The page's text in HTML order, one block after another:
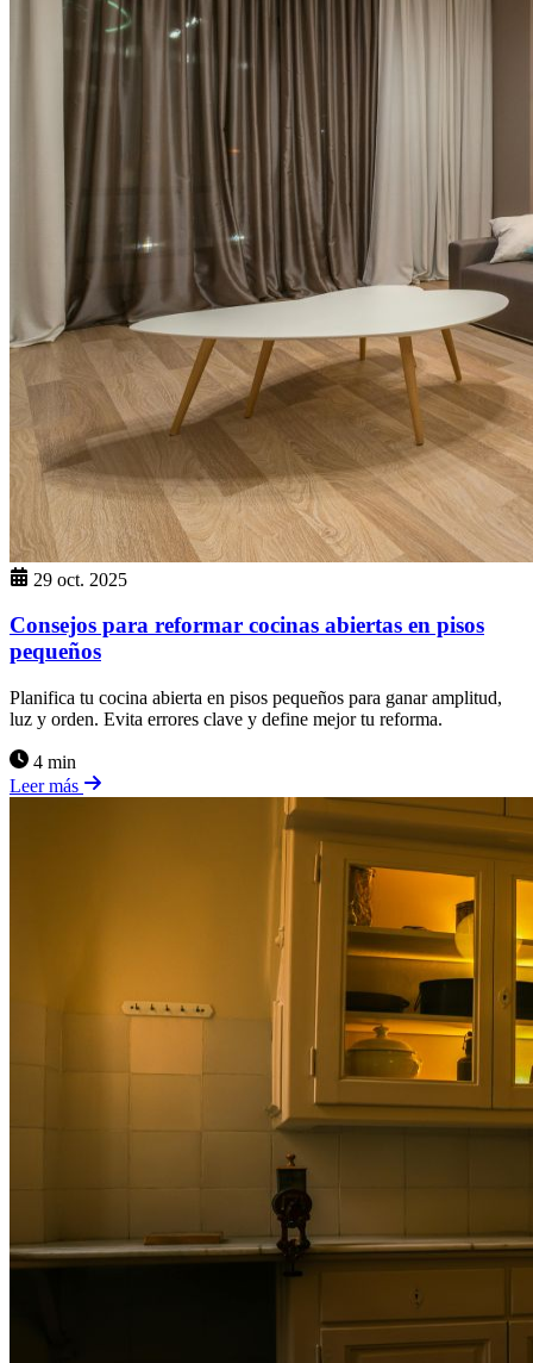
29 oct. 2025
Consejos para reformar cocinas abiertas en pisos
pequeños
Planifica tu cocina abierta en pisos pequeños para ganar amplitud,
luz y orden. Evita errores clave y define mejor tu reforma.
4 min
Leer más